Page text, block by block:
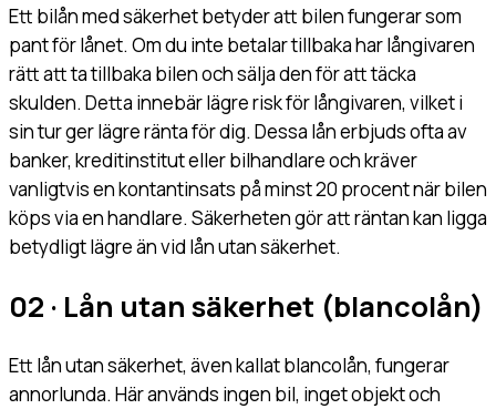
Ett bilån med säkerhet betyder att bilen fungerar som
pant för lånet. Om du inte betalar tillbaka har långivaren
rätt att ta tillbaka bilen och sälja den för att täcka
skulden. Detta innebär lägre risk för långivaren, vilket i
sin tur ger lägre ränta för dig. Dessa lån erbjuds ofta av
banker, kreditinstitut eller bilhandlare och kräver
vanligtvis en kontantinsats på minst 20 procent när bilen
köps via en handlare. Säkerheten gör att räntan kan ligga
betydligt lägre än vid lån utan säkerhet.
02 · Lån utan säkerhet (blancolån)
Ett lån utan säkerhet, även kallat blancolån, fungerar
annorlunda. Här används ingen bil, inget objekt och